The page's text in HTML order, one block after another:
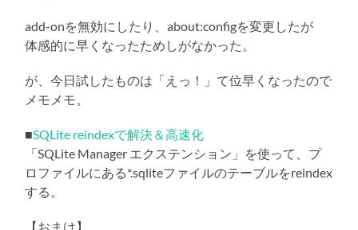
add-onを無効にしたり、about:configを変更したが
体感的に早くなったためしがなかった。
が、今日試したものは「えっ！」て位早くなったので
メモメモ。
■SQLite reindexで解決＆高速化
「SQLite Manager エクステンション」を使って、プ
ロファイルにある*.sqliteファイルのテーブルをreindex
する。
【おまけ】